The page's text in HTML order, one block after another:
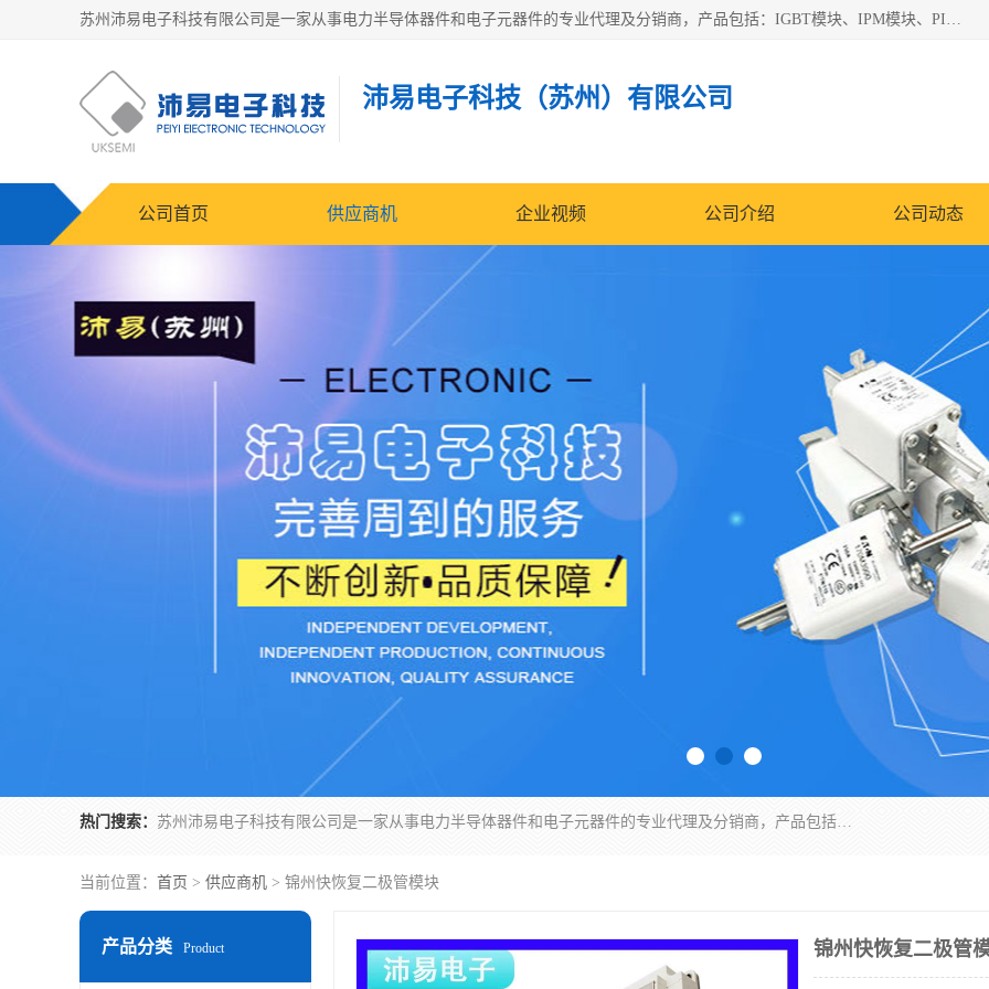
苏州沛易电子科技有限公司是一家从事电力半导体器件和电子元器件的专业代理及分销商，产品包括：IGBT模块、IPM模块、PIM模块、二极管、三极管、可控硅、整流桥、IGBT单管、IGBT电路驱动板、GTR达林顿模块、快恢复二极管、肖特基二极管、熔断器、IC集成电路、快速熔断器等。
沛易电子科技（苏州）有限公司
公司首页 供应商机 企业视频 公司介绍 公司动态
热门搜索： 苏州沛易电子科技有限公司是一家从事电力半导体器件和电子元器件的专业代理及分销商，产品包括：IGBT模块、IPM模块、PIM模块、二极管、三极管、可控硅、整流桥、IGBT单管、IGBT电路驱动板、GTR达林顿模块、快恢复二极管、肖特基二极管、熔断器、IC集成电路、快速熔断器等。
当前位置： 首页 > 供应商机 > 锦州快恢复二极管模块
产品分类 Product 锦州快恢复二极管